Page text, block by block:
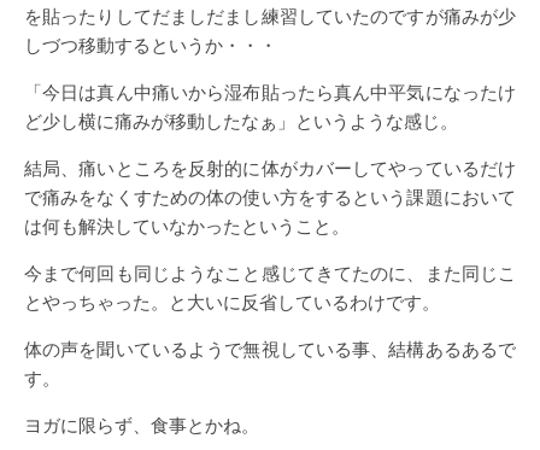
を貼ったりしてだましだまし練習していたのですが痛みが少
しづつ移動するというか・・・
「今日は真ん中痛いから湿布貼ったら真ん中平気になったけ
ど少し横に痛みが移動したなぁ」というような感じ。
結局、痛いところを反射的に体がカバーしてやっているだけ
で痛みをなくすための体の使い方をするという課題において
は何も解決していなかったということ。
今まで何回も同じようなこと感じてきてたのに、また同じこ
とやっちゃった。と大いに反省しているわけです。
体の声を聞いているようで無視している事、結構あるあるで
す。
ヨガに限らず、食事とかね。